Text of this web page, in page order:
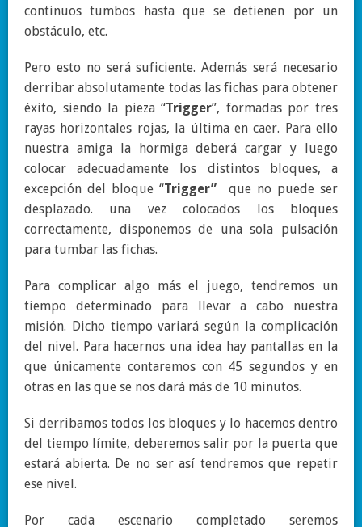
continuos tumbos hasta que se detienen por un
obstáculo, etc.
Pero esto no será suficiente. Además será necesario
derribar absolutamente todas las fichas para obtener
éxito, siendo la pieza “Trigger”, formadas por tres
rayas horizontales rojas, la última en caer. Para ello
nuestra amiga la hormiga deberá cargar y luego
colocar adecuadamente los distintos bloques, a
excepción del bloque “Trigger” que no puede ser
desplazado. una vez colocados los bloques
correctamente, disponemos de una sola pulsación
para tumbar las fichas.
Para complicar algo más el juego, tendremos un
tiempo determinado para llevar a cabo nuestra
misión. Dicho tiempo variará según la complicación
del nivel. Para hacernos una idea hay pantallas en la
que únicamente contaremos con 45 segundos y en
otras en las que se nos dará más de 10 minutos.
Si derribamos todos los bloques y lo hacemos dentro
del tiempo límite, deberemos salir por la puerta que
estará abierta. De no ser así tendremos que repetir
ese nivel.
Por cada escenario completado seremos